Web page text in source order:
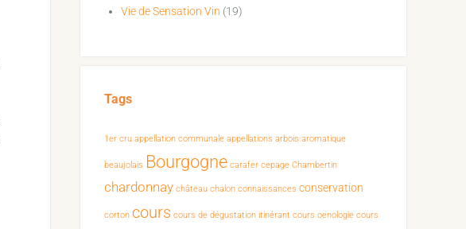
Vie de Sensation Vin (19)
Tags
1er cru appellation communale appellations arbois aromatique
beaujolais Bourgogne carafer cepage Chambertin
chardonnay château chalon connaissances conservation
corton cours cours de dégustation itinérant cours oenologie cours